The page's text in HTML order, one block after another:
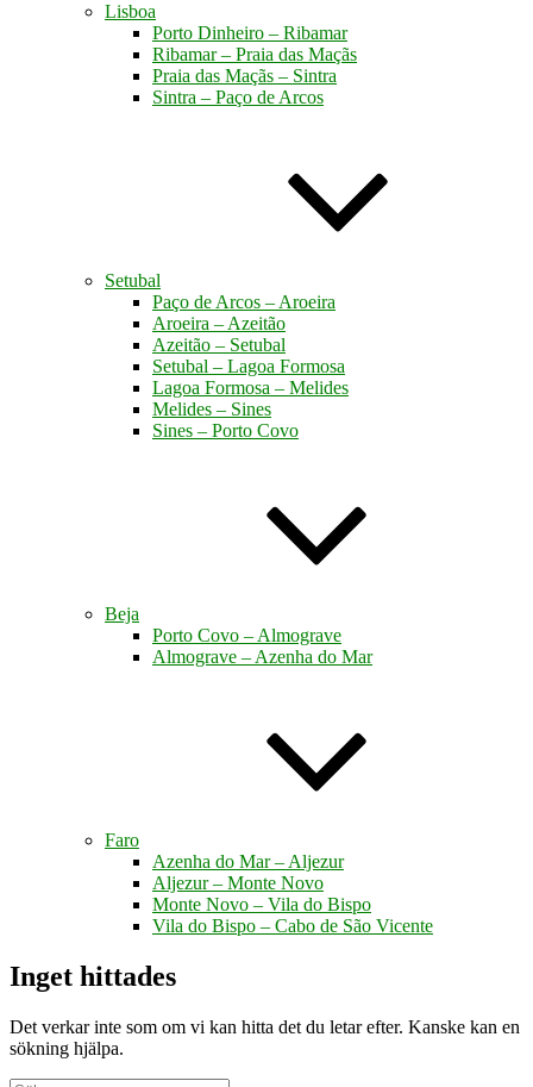
Lisboa
Porto Dinheiro – Ribamar
Ribamar – Praia das Maçãs
Praia das Maçãs – Sintra
Sintra – Paço de Arcos
Setubal
Paço de Arcos – Aroeira
Aroeira – Azeitão
Azeitão – Setubal
Setubal – Lagoa Formosa
Lagoa Formosa – Melides
Melides – Sines
Sines – Porto Covo
Beja
Porto Covo – Almograve
Almograve – Azenha do Mar
Faro
Azenha do Mar – Aljezur
Aljezur – Monte Novo
Monte Novo – Vila do Bispo
Vila do Bispo – Cabo de São Vicente
Inget hittades
Det verkar inte som om vi kan hitta det du letar efter. Kanske kan en
sökning hjälpa.